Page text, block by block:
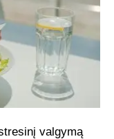
valgymą